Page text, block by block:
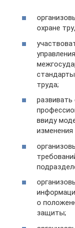
охране
труда;
развивать
ввиду
изменения
о
защиты;